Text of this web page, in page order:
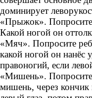
доминирует
«Прыжок». Попросите
Какой ногой он
«Мяч». Попросите
какой ногой он нанёс
правоногий, если
«Мишень». Попросите
мишень, через